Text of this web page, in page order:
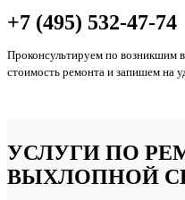
+7 (495) 532-47-74
Проконсультируем по возникшим
стоимость ремонта и запишем на
УСЛУГИ ПО
ВЫХЛОПНОЙ